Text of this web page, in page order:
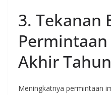
3. Tekanan
Akhir Tahun
Meningkatnya permintaan